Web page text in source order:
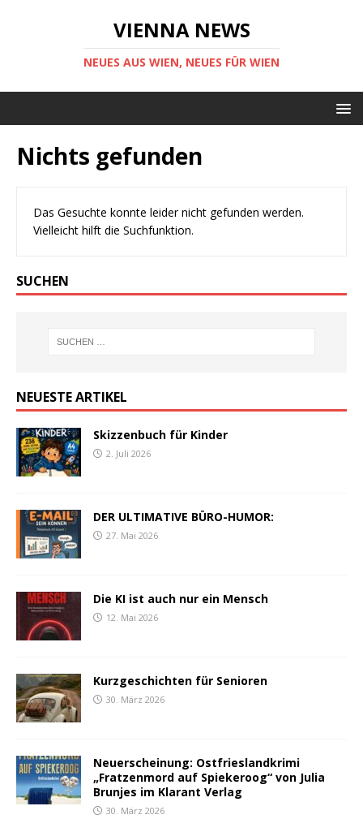
VIENNA NEWS
NEUES AUS WIEN, NEUES FÜR WIEN
Nichts gefunden
Das Gesuchte konnte leider nicht gefunden werden.
Vielleicht hilft die Suchfunktion.
SUCHEN
NEUESTE ARTIKEL
Skizzenbuch für Kinder
2. Juli 2026
DER ULTIMATIVE BÜRO-HUMOR:
27. Mai 2026
Die KI ist auch nur ein Mensch
12. Mai 2026
Kurzgeschichten für Senioren
30. März 2026
Neuerscheinung: Ostfrieslandkrimi
„Fratzenmord auf Spiekeroog“ von Julia
Brunjes im Klarant Verlag
30. März 2026